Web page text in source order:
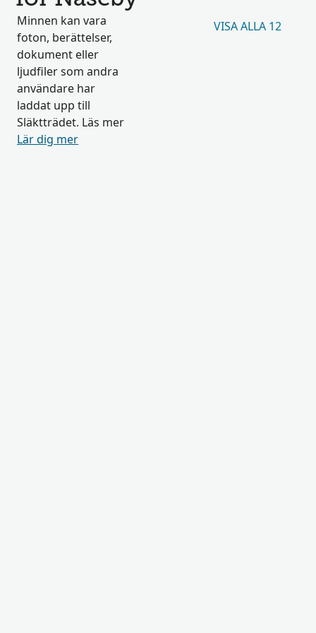
Minnen kan vara
foton, berättelser,
dokument eller
ljudfiler som andra
användare har
laddat upp till
Släktträdet. Läs mer
Lär dig mer
VISA ALLA 12